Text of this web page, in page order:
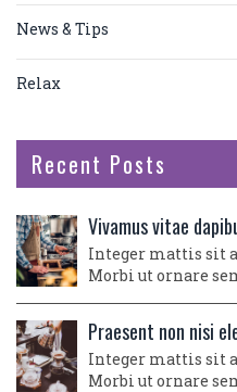
News & Tips
Relax
Recent Posts
Vivamus vitae
Integer mattis sit
Morbi ut ornare
Praesent non nisi
Integer mattis sit
Morbi ut ornare